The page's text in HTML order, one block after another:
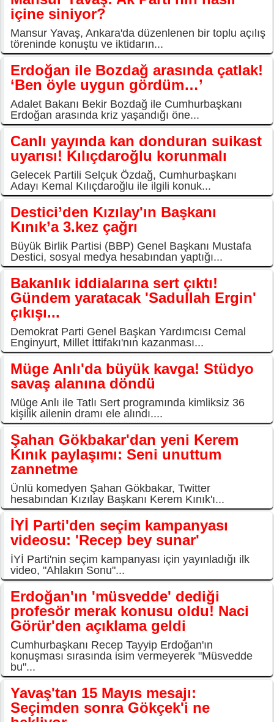
içine siniyor?
Mansur Yavaş, Ankara'da düzenlenen bir toplu açılış
töreninde konuştu ve iktidarın...
Erdoğan ile Bozdağ arasında çatlak!
‘Ben öyle uygun gördüm…’
Adalet Bakanı Bekir Bozdağ ile Cumhurbaşkanı
Erdoğan arasında kriz yaşandığı öne...
Canlı yayında kan donduran suikast
uyarısı! Kılıçdaroğlu korunmalı
Gelecek Partili Selçuk Özdağ, Cumhurbaşkanı
Adayı Kemal Kılıçdaroğlu ile ilgili konuk...
Destici’den Kızılay'ın Başkanı
Kınık’a 3.kez çağrı
Büyük Birlik Partisi (BBP) Genel Başkanı Mustafa
Destici, sosyal medya hesabından yaptığı...
Bakanlık iddialarına sert çıktı!
Gündem yaratacak 'Sadullah Ergin'
çıkışı...
Demokrat Parti Genel Başkan Yardımcısı Cemal
Enginyurt, Millet İttifakı'nın kazanması...
Müge Anlı'da büyük kavga! Stüdyo
savaş alanına döndü
Müge Anlı ile Tatlı Sert programında kimliksiz 36
kişilik ailenin dramı ele alındı....
Şahan Gökbakar'dan yeni Kerem
Kınık paylaşımı: Seni unuttum
zannetme
Ünlü komedyen Şahan Gökbakar, Twitter
hesabından Kızılay Başkanı Kerem Kınık'ı...
İYİ Parti'den seçim kampanyası
videosu: 'Recep bey sunar'
İYİ Parti'nin seçim kampanyası için yayınladığı ilk
video, "Ahlakın Sonu"...
Erdoğan'ın 'müsvedde' dediği
profesör merak konusu oldu! Naci
Görür'den açıklama geldi
Cumhurbaşkanı Recep Tayyip Erdoğan'ın
konuşması sırasında isim vermeyerek "Müsvedde
bu"...
Yavaş'tan 15 Mayıs mesajı:
Seçimden sonra Gökçek'i ne